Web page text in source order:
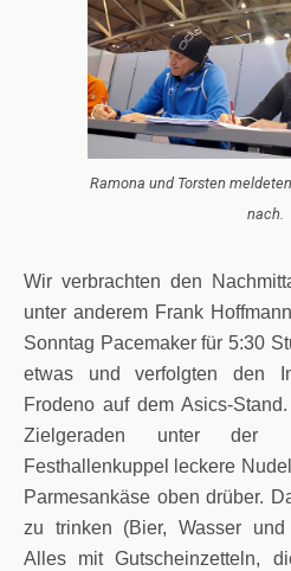
Ramona und Torsten
nach.
Wir verbrachten den
unter anderem Frank
Sonntag Pacemaker für 5:30
etwas und verfolgten den
Frodeno auf dem Asics-
Zielgeraden unter der
Festhallenkuppel leckere
Parmesankäse oben drüber.
zu trinken (Bier, Wasser und
Alles mit Gutscheinzetteln,